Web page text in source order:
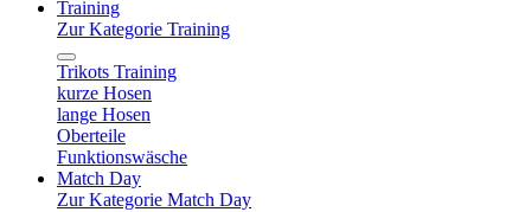
Training
Zur Kategorie Training
Trikots Training
kurze Hosen
lange Hosen
Oberteile
Funktionswäsche
Match Day
Zur Kategorie Match Day